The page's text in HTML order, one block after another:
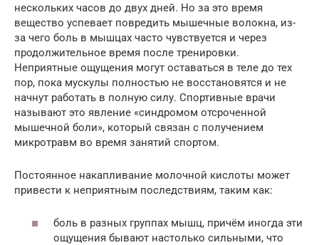
нескольких часов до двух дней. Но за это время
вещество успевает повредить мышечные волокна, из-
за чего боль в мышцах часто чувствуется и через
продолжительное время после тренировки.
Неприятные ощущения могут оставаться в теле до тех
пор, пока мускулы полностью не восстановятся и не
начнут работать в полную силу. Спортивные врачи
называют это явление «синдромом отсроченной
мышечной боли», который связан с получением
микротравм во время занятий спортом.
Постоянное накапливание молочной кислоты может
привести к неприятным последствиям, таким как:
боль в разных группах мышц, причём иногда эти
ощущения бывают настолько сильными, что